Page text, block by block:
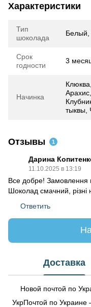
Характеристики
Тип
шоколада
Срок
годности
3
Начинка
тыквы,
Отзывы 1
Дарина
11.10.2025 в 13:19
Все добре! Замовлення
Шоколад смачний,
Ответить
Доставка
Новой почтой по
УкрПочтой по Украине